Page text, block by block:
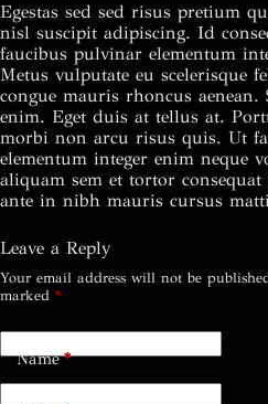
Egestas sed sed risus pretium
nisl suscipit adipiscing. Id
faucibus pulvinar elementum
Metus vulputate eu scelerisque
congue mauris rhoncus aenean.
enim. Eget duis at tellus at.
morbi non arcu risus quis. Ut
elementum integer enim neque
aliquam sem et tortor
ante in nibh mauris cursus
Leave a Reply
Your email address will not be
marked *
Name*